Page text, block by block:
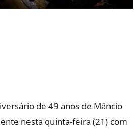
de 49 anos de Mâncio
nesta quinta-feira (21) com